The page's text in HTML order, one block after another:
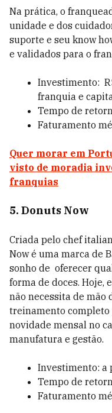
Na prática, o
unidade e dos
suporte e seu know
e validados para o
Investimento:
franquia e
Tempo de
Faturamento
Quer morar em
visto de moradia
franquias
5. Donuts Now
Criada pelo chef
Now é uma marca de
sonho de oferecer
forma de doces. Hoje,
não necessita de mão
treinamento completo
novidade mensal no
manufatura e gestão.
Investimento:
Tempo de
Faturamento